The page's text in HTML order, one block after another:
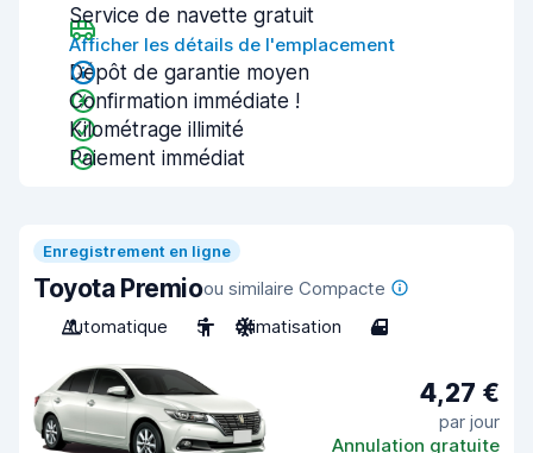
Service de navette gratuit
Afficher les détails de l'emplacement
Dépôt de garantie moyen
Confirmation immédiate !
Kilométrage illimité
Paiement immédiat
Enregistrement en ligne
Toyota Premioou similaire Compacte
Automatique
5 Climatisation 4
4,27 €
par jour
Annulation gratuite